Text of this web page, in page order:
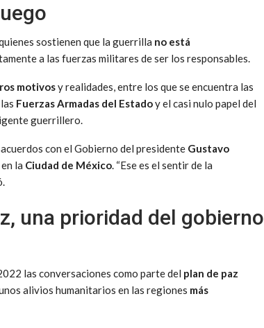
sostienen que la guerrilla no está
a las fuerzas militares de ser los responsables.
motivosy realidades, entre los que se encuentra las
Fuerzas Armadas del Estadoy el casi nulo papel del
guerrillero.
con el Gobierno del presidente Gustavo
la Ciudad de México. “Ese es el sentir de la
una prioridad del gobierno
las conversaciones como parte del plan de paz
alivios humanitarios en las regiones más